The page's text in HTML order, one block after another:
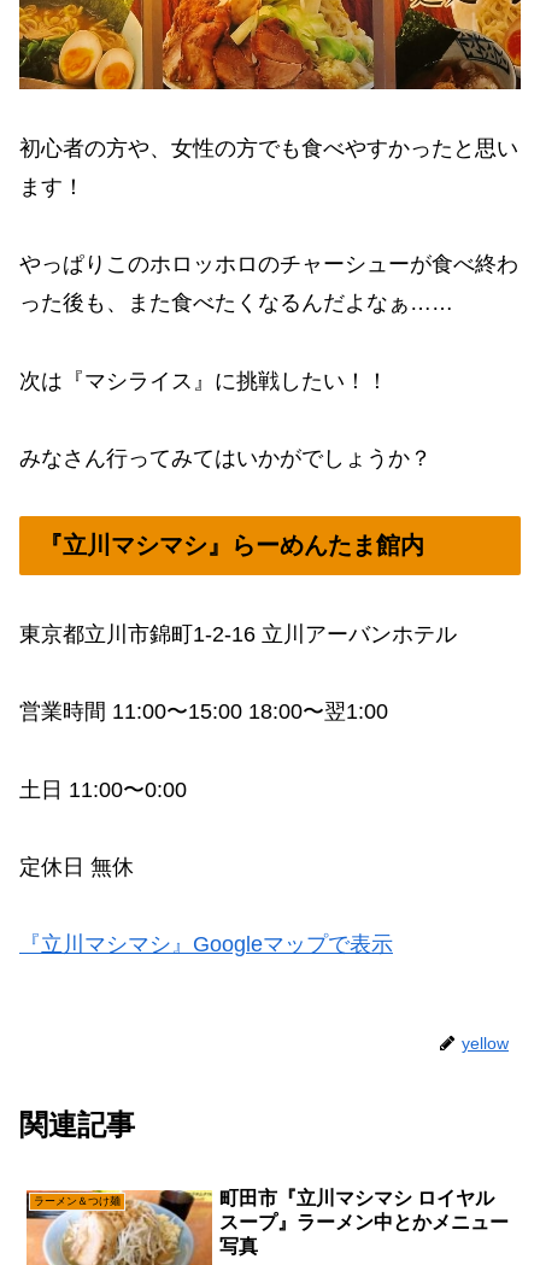
初心者の方や、女性の方でも食べやすかったと思い
ます！
やっぱりこのホロッホロのチャーシューが食べ終わ
った後も、また食べたくなるんだよなぁ……
次は『マシライス』に挑戦したい！！
みなさん行ってみてはいかがでしょうか？
『立川マシマシ』らーめんたま館内
東京都立川市錦町1-2-16 立川アーバンホテル
営業時間 11:00〜15:00 18:00〜翌1:00
土日 11:00〜0:00
定休日 無休
『立川マシマシ』Googleマップで表示
yellow
関連記事
ラーメン＆つけ麺
町田市『立川マシマシ ロイヤル
スープ』ラーメン中とかメニュー
写真